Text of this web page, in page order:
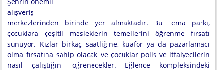
alışveriş
merkezlerinden birinde yer almaktadır. Bu tema parkı,
çocuklara çeşitli mesleklerin temellerini öğrenme fırsatı
sunuyor. Kızlar birkaç saatliğine, kuaför ya da pazarlamacı
olma fırsatına sahip olacak ve çocuklar polis ve itfaiyecilerin
nasıl çalıştığını öğrenecekler. Eğlence kompleksindeki